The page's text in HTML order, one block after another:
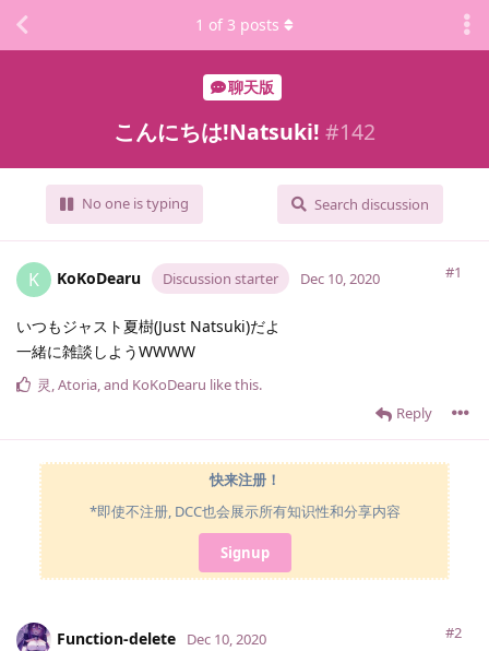
聊天版
こんにちは!Natsuki! #142
No one is typing Search discussion
1 of 3 posts
K KoKoDearu Discussion starter #1
Dec 10, 2020
いつもジャスト夏樹(Just Natsuki)だよ
一緒に雑談しようWWWW
Reply
灵,Atoria, and KoKoDearu like this.
快来注册！
*即使不注册, DCC也会展示所有知识性和分享内容
Signup
Function-delete #2
Dec 10, 2020